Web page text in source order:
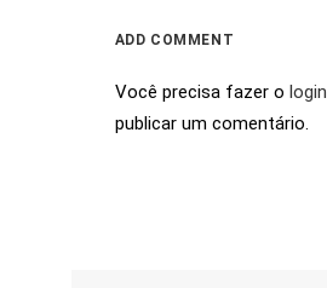
ADD COMMENT
Você precisa fazer o login
publicar um comentário.